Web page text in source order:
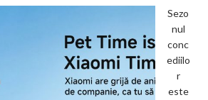
Sezo
nul
conc
ediilo
r
este